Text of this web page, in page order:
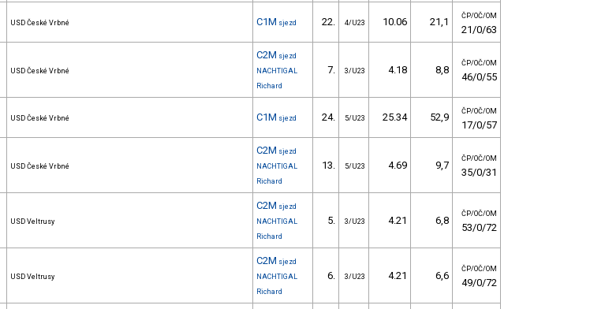
USD České Vrbné C1M sjezd 22. 4/U23 10.06 21,1 ČP/OČ/OM
21/0/63
USD České Vrbné
C2M sjezd
NACHTIGAL
Richard
7. 3/U23 4.18 8,8
ČP/OČ/OM
46/0/55
USD České Vrbné C1M sjezd 24. 5/U23 25.34 52,9 ČP/OČ/OM
17/0/57
USD České Vrbné
C2M sjezd
NACHTIGAL
Richard
13. 5/U23 4.69 9,7
ČP/OČ/OM
35/0/31
USD Veltrusy
C2M sjezd
NACHTIGAL
Richard
5. 3/U23 4.21 6,8
ČP/OČ/OM
53/0/72
USD Veltrusy
C2M sjezd
NACHTIGAL
Richard
6. 3/U23 4.21 6,6
ČP/OČ/OM
49/0/72